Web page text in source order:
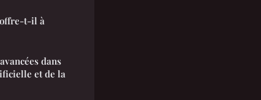
t-il à
dans
et de la